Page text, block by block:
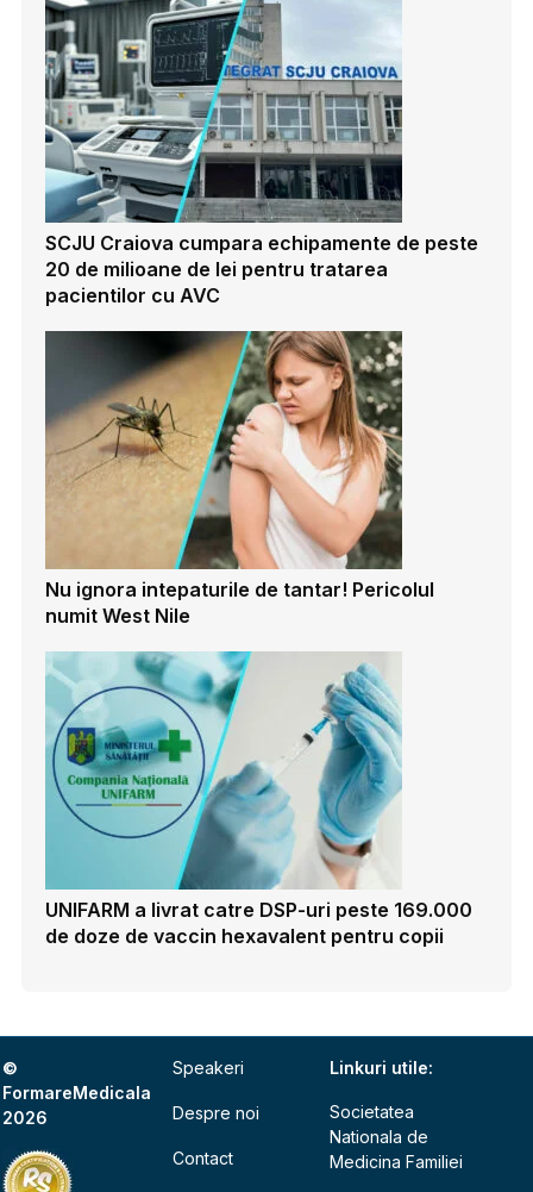
SCJU Craiova cumpara echipamente de peste
20 de milioane de lei pentru tratarea
pacientilor cu AVC
Nu ignora intepaturile de tantar! Pericolul
numit West Nile
UNIFARM a livrat catre DSP-uri peste 169.000
de doze de vaccin hexavalent pentru copii
©
FormareMedicala
2026
Speakeri
Despre noi
Contact
Linkuri utile:
Societatea
Nationala de
Medicina Familiei